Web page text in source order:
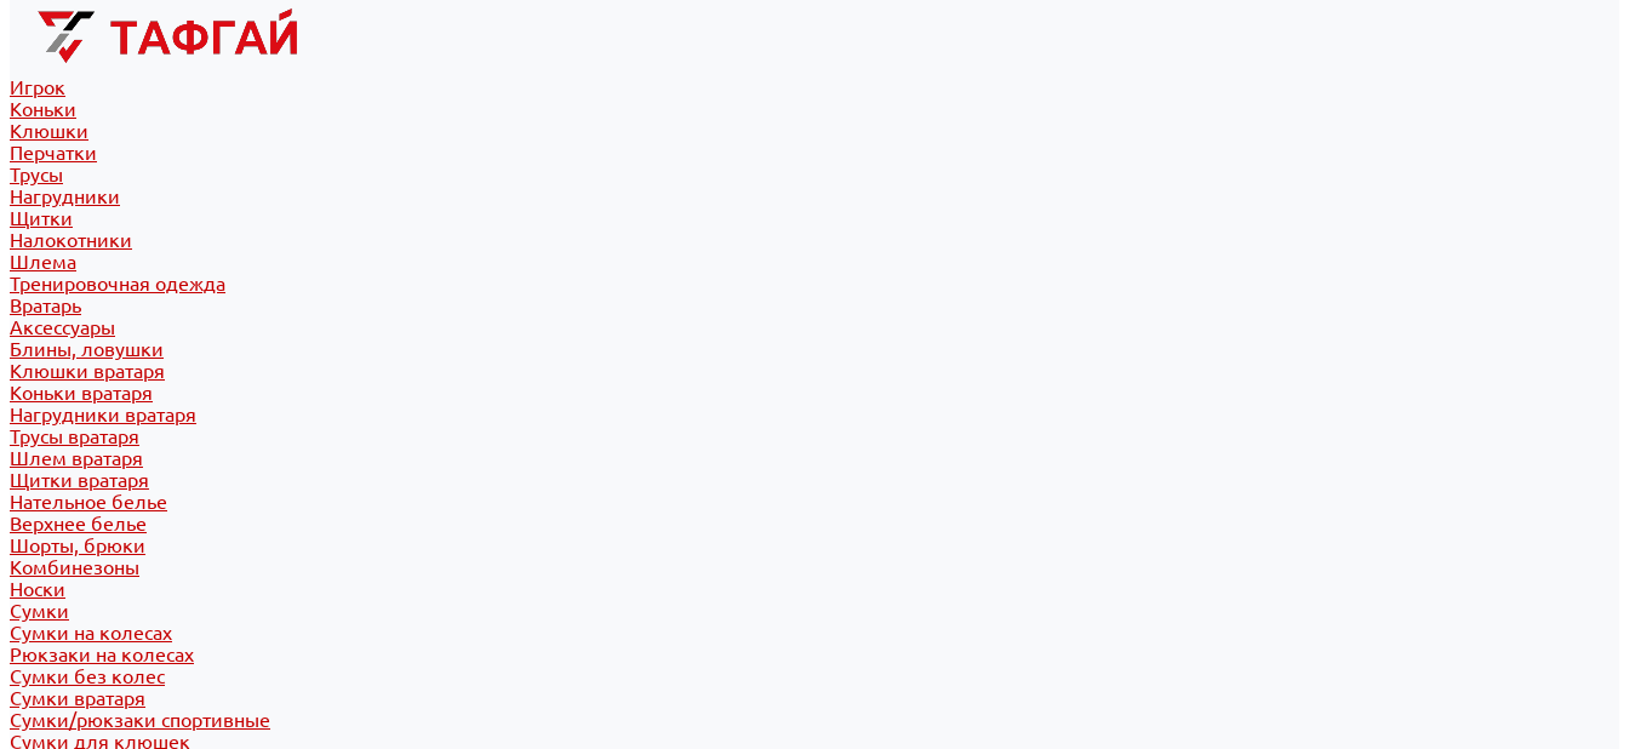
Игрок
Коньки
Клюшки
Перчатки
Трусы
Нагрудники
Щитки
Налокотники
Шлема
Тренировочная одежда
Вратарь
Аксессуары
Блины, ловушки
Клюшки вратаря
Коньки вратаря
Нагрудники вратаря
Трусы вратаря
Шлем вратаря
Щитки вратаря
Нательное белье
Верхнее белье
Шорты, брюки
Комбинезоны
Носки
Сумки
Сумки на колесах
Рюкзаки на колесах
Сумки без колес
Сумки вратаря
Сумки/рюкзаки спортивные
Сумки для клюшек